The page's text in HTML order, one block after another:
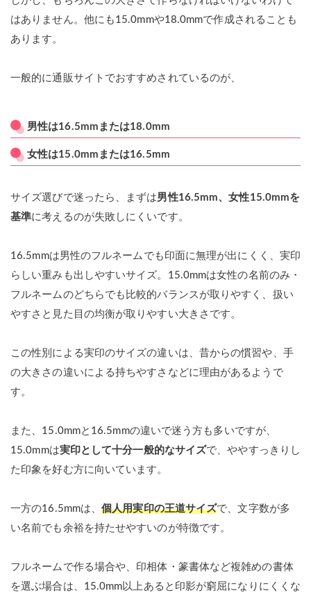
はありません。他にも15.0mmや18.0mmで作成されることも
あります。
一般的に通販サイトでおすすめされているのが、
男性は16.5mmまたは18.0mm
女性は15.0mmまたは16.5mm
サイズ選びで迷ったら、まずは男性16.5mm、女性15.0mmを
基準に考えるのが失敗しにくいです。
16.5mmは男性のフルネームでも印面に無理が出にくく、実印
らしい重みも出しやすいサイズ。15.0mmは女性の名前のみ・
フルネームのどちらでも比較的バランスが取りやすく、扱い
やすさと見た目の均衡が取りやすい大きさです。
この性別による実印のサイズの違いは、昔からの慣習や、手
の大きさの違いによる持ちやすさなどに理由があるようで
す。
また、15.0mmと16.5mmの違いで迷う方も多いですが、
15.0mmは実印として十分一般的なサイズで、ややすっきりし
た印象を好む方に向いています。
一方の16.5mmは、個人用実印の王道サイズで、文字数が多
い名前でも余裕を持たせやすいのが特徴です。
フルネームで作る場合や、印相体・篆書体など複雑めの書体
を選ぶ場合は、15.0mm以上あると印影が窮屈になりにくくな